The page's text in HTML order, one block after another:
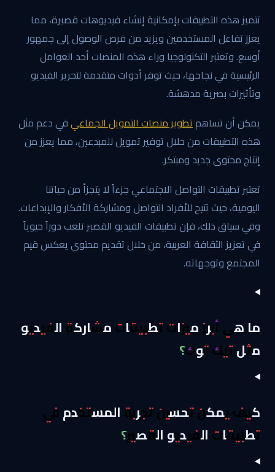
تتميز هذه التطبيقات بإمكانية إنشاء فيديوهات قصيرة، مما
يعزز تفاعل المستخدمين ويزيد من فرص الوصول إلى جمهور
أوسع. وتعتبر التكنولوجيا وراء هذه المنصات أحد العوامل
الرئيسية في نجاحها، حيث توفر أدوات متقدمة لتحرير الفيديو
وتأثيرات بصرية مدهشة.
يمكن أن تساهمتطوير منصات التمويل الجماعيفي دعم مثل
هذه التطبيقات من خلال توفير تمويل للمبدعين، مما يعزز من
إنتاج محتوى جديد ومبتكر.
تعتبر تطبيقات التواصل الاجتماعي جزءاً لا يتجزأ من حياتنا
اليومية، حيث تتيح للأفراد التواصل ومشاركة الأفكار والإبداعات.
وفي سياق ذلك، فإن تطبيقات الفيديو القصير تلعب دوراً حيوياً
في تعزيز الثقافة العربية، من خلال تقديم محتوى يعكس قيم
المجتمع وتوجهاته.
ما هي أبرز ميزات تطبيقات مشاركة الفيديو
مثل تيك توك؟
كيف يمكن تحسين تجربة المستخدم في
تطبيقات الفيديو القصير؟